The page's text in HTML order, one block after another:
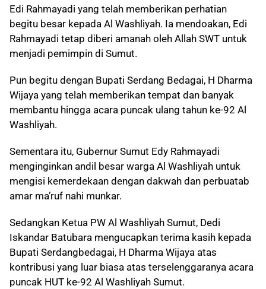
Edi Rahmayadi yang telah memberikan perhatian
begitu besar kepada Al Washliyah. Ia mendoakan, Edi
Rahmayadi tetap diberi amanah oleh Allah SWT untuk
menjadi pemimpin di Sumut.
Pun begitu dengan Bupati Serdang Bedagai, H Dharma
Wijaya yang telah memberikan tempat dan banyak
membantu hingga acara puncak ulang tahun ke-92 Al
Washliyah.
Sementara itu, Gubernur Sumut Edy Rahmayadi
menginginkan andil besar warga Al Washliyah untuk
mengisi kemerdekaan dengan dakwah dan perbuatab
amar ma’ruf nahi munkar.
Sedangkan Ketua PW Al Washliyah Sumut, Dedi
Iskandar Batubara mengucapkan terima kasih kepada
Bupati Serdangbedagai, H Dharma Wijaya atas
kontribusi yang luar biasa atas terselenggaranya acara
puncak HUT ke-92 Al Washliyah Sumut.